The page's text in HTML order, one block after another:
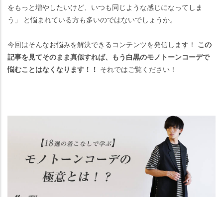
をもっと増やしたいけど、いつも同じような感じになってしま
う」 と悩まれている方も多いのではないでしょうか。
今回はそんなお悩みを解決できるコンテンツを発信します！ この
記事を見てそのまま真似すれば、もう白黒のモノトーンコーデで
悩むことはなくなります！！
それではご覧ください！